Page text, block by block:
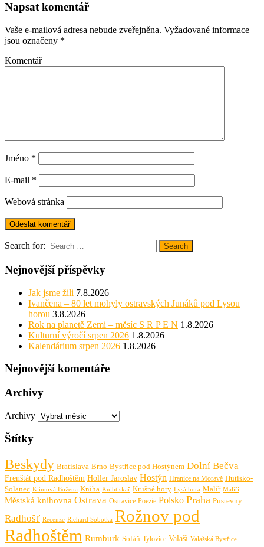
Napsat komentář
Vaše e-mailová adresa nebude zveřejněna. Vyžadované informace
jsou označeny *
Komentář
Jméno *
E-mail *
Webová stránka
Search for: Search
Nejnovější příspěvky
Jak jsme žili 7.8.2026
Ivančena – 80 let mohyly ostravských Junáků pod Lysou
horou 3.8.2026
Rok na planetě Zemi – měsíc S R P E N 1.8.2026
Kulturní výročí srpen 2026 1.8.2026
Kalendárium srpen 2026 1.8.2026
Nejnovější komentáře
Archivy
Archivy
Štítky
Beskydy Bratislava Brno Bystřice pod Hostýnem Dolní Bečva
Frenštát pod Radhoštěm Holler Jaroslav Hostýn Hranice na Moravě Hutisko-
Solanec Klímová Božena Kniha Knihtiskař Krušné hory Lysá hora Malíř Malíři
Městská knihovna Ostrava Ostravice Poezie Polsko Praha Pustevny
Radhošť Recenze Richard Sobotka Rožnov pod
Radhoštěm Rumburk Soláň Tylovice Valaši Valašská Bystřice